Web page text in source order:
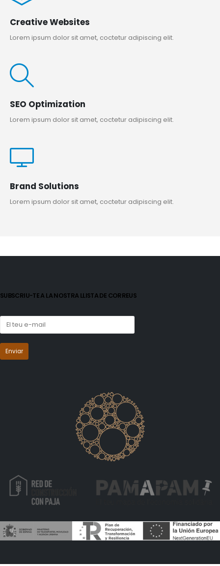
Creative Websites
Lorem ipsum dolor sit amet, coctetur adipiscing elit.
SEO Optimization
Lorem ipsum dolor sit amet, coctetur adipiscing elit.
Brand Solutions
Lorem ipsum dolor sit amet, coctetur adipiscing elit.
SUBSCRIU-TE A LA NOSTRA LLISTA DE CORREUS